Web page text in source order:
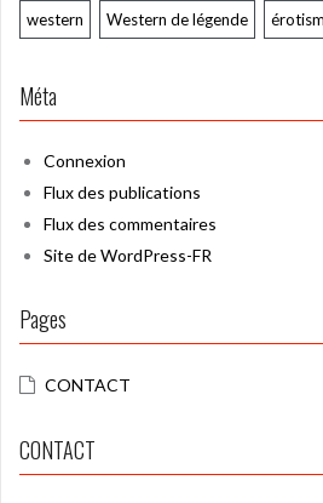
western Western de légende
Méta
Connexion
Flux des publications
Flux des commentaires
Site de WordPress-FR
Pages
CONTACT
CONTACT